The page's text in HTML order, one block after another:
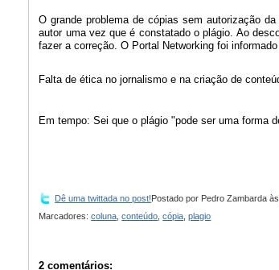
O grande problema de cópias sem autorização
autor uma vez que é constatado o plágio. Ao
fazer a correção. O Portal Networking foi
Falta de ética no jornalismo e na criação de
Em tempo: Sei que o plágio "pode ser uma forma
Dê uma twittada no post!Postado por Pedro Zambarda
Marcadores:coluna ,conteúdo ,cópia ,plagio
2 comentários: